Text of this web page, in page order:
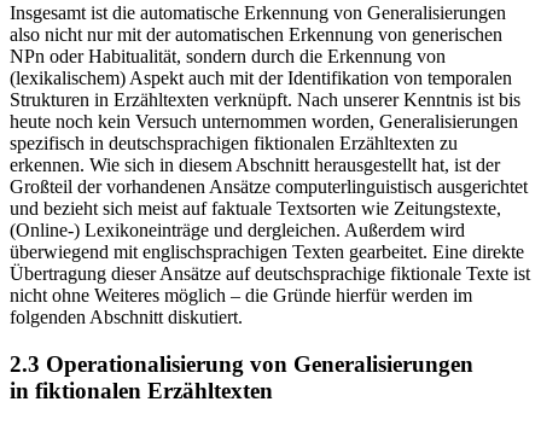
Insgesamt ist die automatische Erkennung von Generalisierungen
also nicht nur mit der automatischen Erkennung von generischen
NPn oder Habitualität, sondern durch die Erkennung von
(lexikalischem) Aspekt auch mit der Identifikation von temporalen
Strukturen in Erzähltexten verknüpft. Nach unserer Kenntnis ist bis
heute noch kein Versuch unternommen worden, Generalisierungen
spezifisch in deutschsprachigen fiktionalen Erzähltexten zu
erkennen. Wie sich in diesem Abschnitt herausgestellt hat, ist der
Großteil der vorhandenen Ansätze computerlinguistisch ausgerichtet
und bezieht sich meist auf faktuale Textsorten wie Zeitungstexte,
(Online-) Lexikoneinträge und dergleichen. Außerdem wird
überwiegend mit englischsprachigen Texten gearbeitet. Eine direkte
Übertragung dieser Ansätze auf deutschsprachige fiktionale Texte ist
nicht ohne Weiteres möglich – die Gründe hierfür werden im
folgenden Abschnitt diskutiert.
2.3 Operationalisierung von Generalisierungen
in fiktionalen Erzähltexten